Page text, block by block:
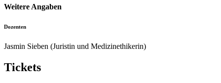
Weitere Angaben
Dozenten
Jasmin Sieben (Juristin und Medizinethikerin)
Tickets